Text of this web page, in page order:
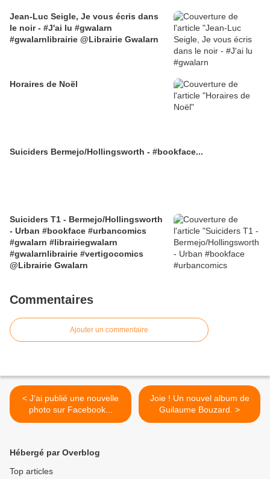
Jean-Luc Seigle, Je vous écris dans
le noir - #J'ai lu #gwalarn
#gwalarnlibrairie @Librairie Gwalarn
Horaires de Noël
Suiciders Bermejo/Hollingsworth - #bookface...
Suiciders T1 - Bermejo/Hollingsworth
- Urban #bookface #urbancomics
#gwalarn #librairiegwalarn
#gwalarnlibrairie #vertigocomics
@Librairie Gwalarn
Commentaires
Ajouter un commentaire
< J’ai publié une nouvelle
photo sur Facebook...
Joie ! Un nouvel album de
Guilaume Bouzard. >
Hébergé par Overblog
Top articles